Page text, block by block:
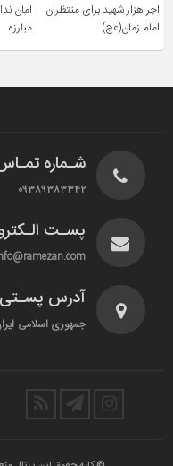
اجر هزار شهید برای منتظران
امام زمان(عج)
امان
مبارزه
شـماره
۰۹۳۸۹۳۸۳۳۴۲
پسـت
آدرس پسـتی
جمهوری اسلامی